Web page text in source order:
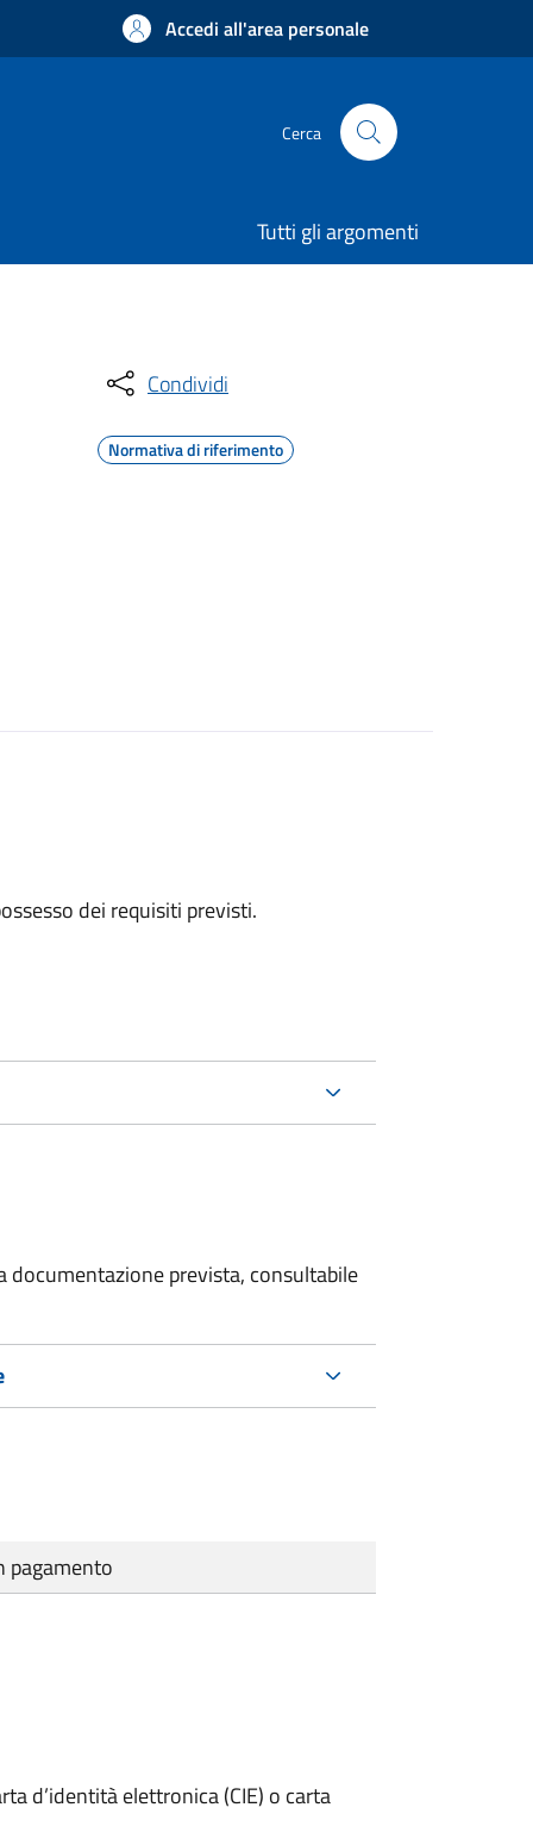
Accedi all'area personale
Cerca
Tutti gli argomenti
Condividi
Normativa di riferimento
dei requisiti previsti.
prevista, consultabile
pagamento
d’identità elettronica (CIE) o carta